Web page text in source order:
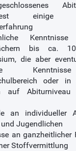
einige
bis ca.
die aber
oder in
auf Abiturniveau
an individueller
Jugendlichen
an ganzheitlicher
Stoffvermittlung